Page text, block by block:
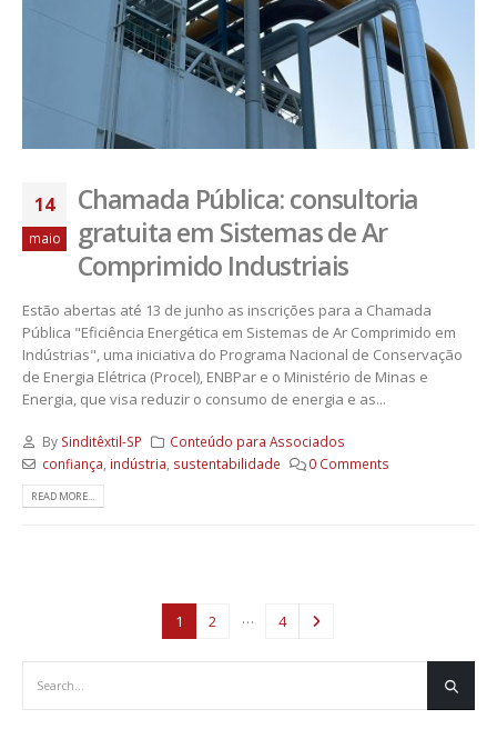
14
maio
Chamada Pública: consultoria
gratuita em Sistemas de Ar
Comprimido Industriais
Estão abertas até 13 de junho as inscrições para a Chamada
Pública "Eficiência Energética em Sistemas de Ar Comprimido em
Indústrias", uma iniciativa do Programa Nacional de Conservação
de Energia Elétrica (Procel), ENBPar e o Ministério de Minas e
Energia, que visa reduzir o consumo de energia e as...
By Sinditêxtil-SP
Conteúdo para Associados
confiança, indústria, sustentabilidade 0 Comments
READ MORE...
1 2 … 4